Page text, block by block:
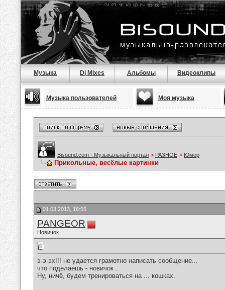
Музыка Dj Mixes Альбомы Видеоклипы
Музыка пользователей Моя музыка
Bisound.com - Музыкальный портал > РАЗНОЕ > Юмор
Прикольные, весёлые картинки
01.03.2013, 16:55
PANGEOR
Новичок
э-э-эх!!! не удается грамотно написать сообщение...
что поделаешь - новичок .
Ну, ничё, будем тренироваться на ... кошках.